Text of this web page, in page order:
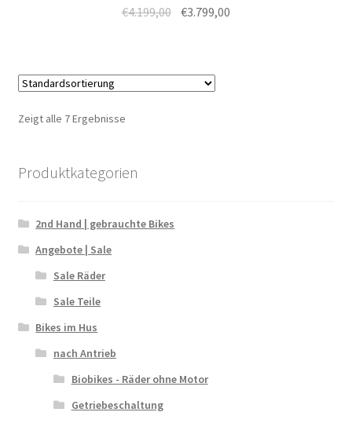
€4.199,00 €3.799,00
Zeigt alle 7 Ergebnisse
Produktkategorien
2nd Hand | gebrauchte Bikes
Angebote | Sale
Sale Räder
Sale Teile
Bikes im Hus
nach Antrieb
Biobikes - Räder ohne Motor
Getriebeschaltung